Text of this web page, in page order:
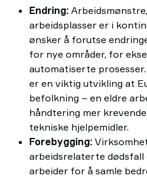
Endring:
arbeidsplasser er i
ønsker å forutse
for nye områder, for
automatiserte
er en viktig utvikling at
befolkning – en eldre
håndtering mer
tekniske hjelpemidler.
Forebygging:
arbeidsrelaterte dødsfall
arbeider for å samle